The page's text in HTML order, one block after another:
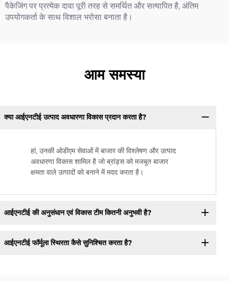
पैकेजिंग पर प्रत्येक दावा पूरी तरह से समर्थित और सत्यापित है, अंतिम
उपयोगकर्ता के साथ विशाल भरोसा बनाता है।
आम समस्या
क्या आईएनटीई उत्पाद अवधारणा विकास प्रदान करता है?
हां, उनकी ओडीएम सेवाओं में बाजार की विश्लेषण और उत्पाद
अवधारणा विकास शामिल है जो ब्रांड्स को मजबूत बाजार
क्षमता वाले उत्पादों को बनाने में मदद करता है।
आईएनटीई की अनुसंधान एवं विकास टीम कितनी अनुभवी है?
आईएनटीई फॉर्मूला स्थिरता कैसे सुनिश्चित करता है?